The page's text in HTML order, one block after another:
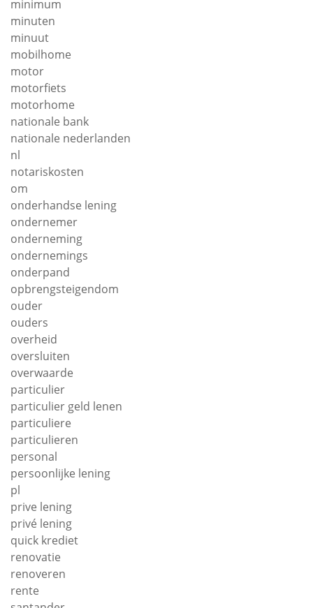
minimum
minuten
minuut
mobilhome
motor
motorfiets
motorhome
nationale bank
nationale nederlanden
nl
notariskosten
om
onderhandse lening
ondernemer
onderneming
ondernemings
onderpand
opbrengsteigendom
ouder
ouders
overheid
oversluiten
overwaarde
particulier
particulier geld lenen
particuliere
particulieren
personal
persoonlijke lening
pl
prive lening
privé lening
quick krediet
renovatie
renoveren
rente